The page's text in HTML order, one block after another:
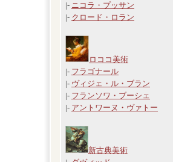
|- ニコラ・プッサン
|- クロード・ロラン
ロココ美術
|- フラゴナール
|- ヴィジェ・ル・ブラン
|- フランソワ・ブーシェ
|- アントワーヌ・ヴァトー
新古典美術